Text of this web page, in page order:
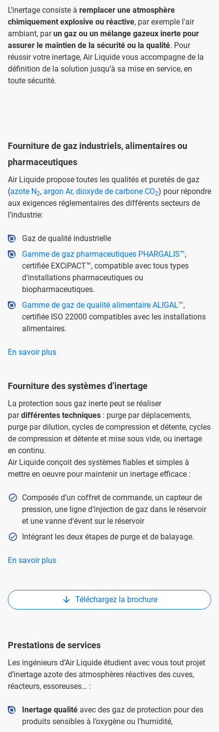
L’inertage consiste à remplacer une atmosphère
chimiquement explosive ou réactive, par exemple l'air
ambiant, parun gaz ou un mélange gazeux inerte pour
assurer le maintien de la sécurité ou la qualité. Pour
réussir votre inertage, Air Liquide vous accompagne de la
définition de la solution jusqu’à sa mise en service, en
toute sécurité.
Fourniture de gaz industriels, alimentaires ou
pharmaceutiques
Air Liquide propose toutes les qualités et puretés de gaz
(azote N2, argon Ar, dioxyde de carbone CO2) pour répondre
aux exigences réglementaires des différents secteurs de
l’industrie:
Gaz de qualité industrielle
Gamme de gaz pharmaceutiques PHARGALIS™,
certifiée EXCiPACT™, compatible avec tous types
d'installations pharmaceutiques ou
biopharmaceutiques.
Gamme de gaz de qualité alimentaire ALIGAL™,
certifiée ISO 22000 compatibles avec les installations
alimentaires.
En savoir plus
Fourniture des systèmes d’inertage
La protection sous gaz inerte peut se réaliser
pardifférentes techniques : purge par déplacements,
purge par dilution, cycles de compression et détente, cycles
de compression et détente et mise sous vide, ou inertage
en continu.
Air Liquide conçoit des systèmes fiables et simples à
mettre en oeuvre pour maintenir un inertage efficace :
Composés d’un coffret de commande, un capteur de
pression, une ligne d’injection de gaz dans le réservoir
et une vanne d’évent sur le réservoir
Intégrant les deux étapes de purge et de balayage.
En savoir plus
Téléchargez la brochure
Prestations de services
Les ingénieurs d’Air Liquide étudient avec vous tout projet
d’inertage azote des atmosphères réactives des cuves,
réacteurs, essoreuses… :
Inertage qualitéavec des gaz de protection pour des
produits sensibles à l’oxygène ou l’humidité,